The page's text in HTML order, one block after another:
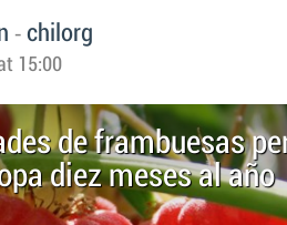
- chilorg
15:00
de frambuesas
diez meses al año